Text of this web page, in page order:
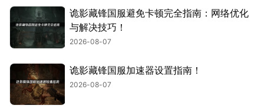
诡影藏锋国服避免卡顿完全指南：网络优化
与解决技巧！
2026-08-07
诡影藏锋国服加速器设置指南！
2026-08-07